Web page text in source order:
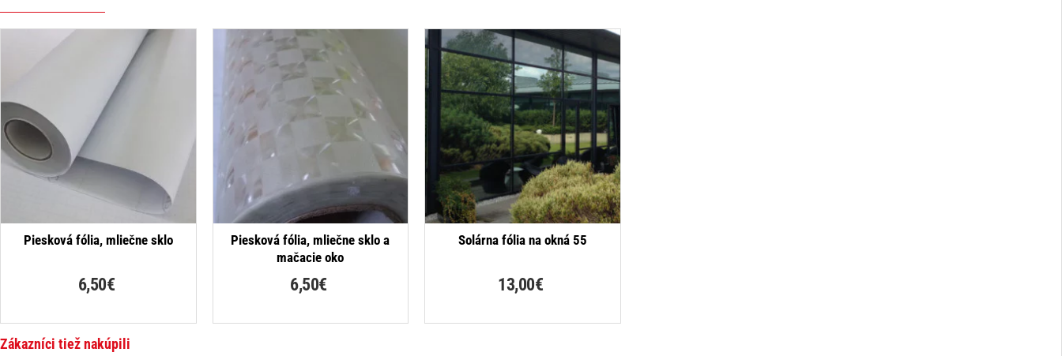
NAJPREDÁVANEJŠIE
Piesková fólia, mliečne sklo
6,50€
Piesková fólia, mliečne sklo a
mačacie oko
6,50€
Solárna fólia na okná 55
13,00€
Zákazníci tiež nakúpili